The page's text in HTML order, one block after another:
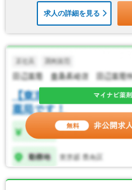
求人の詳細を見る